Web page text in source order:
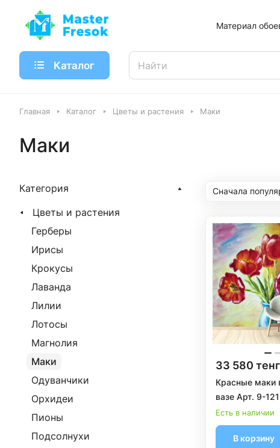
Материал
Каталог
Главная Каталог Цветы и растения Маки
Маки
Сначала
33 580
Красные маки
вазе Арт. 9-121
Есть в наличии
В корзину
Категория
Цветы и растения
Герберы
Ирисы
Крокусы
Лаванда
Лилии
Лотосы
Магнолия
Маки
Одуванчики
Орхидеи
Пионы
Подсолнухи